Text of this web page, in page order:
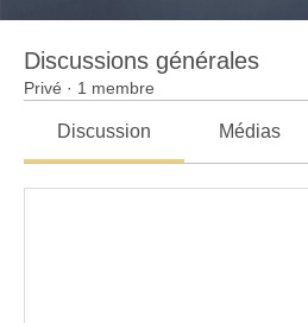
Discussions générales
Privé · 1 membre
Discussion Médias